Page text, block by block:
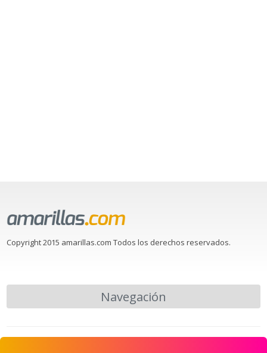
Copyright 2015 amarillas.com Todos los derechos reservados.
Navegación